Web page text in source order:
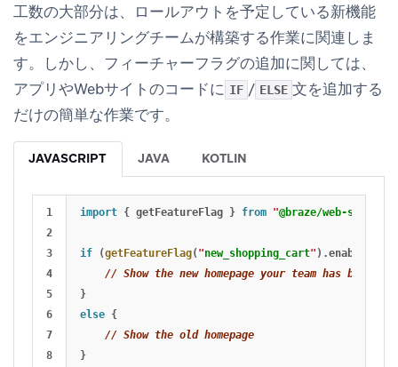
工数の大部分は、ロールアウトを予定している新機能
をエンジニアリングチームが構築する作業に関連しま
す。しかし、フィーチャーフラグの追加に関しては、
アプリやWebサイトのコードに IF / ELSE 文を追加する
だけの簡単な作業です。
JAVASCRIPT JAVA KOTLIN
1
2
3
4
5
6
7
import { getFeatureFlag } from "@braze/web-sdk
if (getFeatureFlag( "new_shopping_cart" ).enabled
// Show the new homepage your team has built
}
else {
// Show the old homepage
}